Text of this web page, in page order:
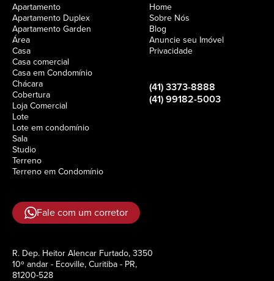
Apartamento
Apartamento Duplex
Apartamento Garden
Área
Casa
Casa comercial
Casa em Condomínio
Chácara
Cobertura
Loja Comercial
Lote
Lote em condomínio
Sala
Studio
Terreno
Terreno em Condomínio
Home
Sobre Nós
Blog
Anuncie seu Imóvel
Privacidade
(41) 3373-8888
(41) 99182-5003
Fale com um corretor
R. Dep. Heitor Alencar Furtado, 3350
10º andar - Ecoville, Curitiba - PR,
81200-528